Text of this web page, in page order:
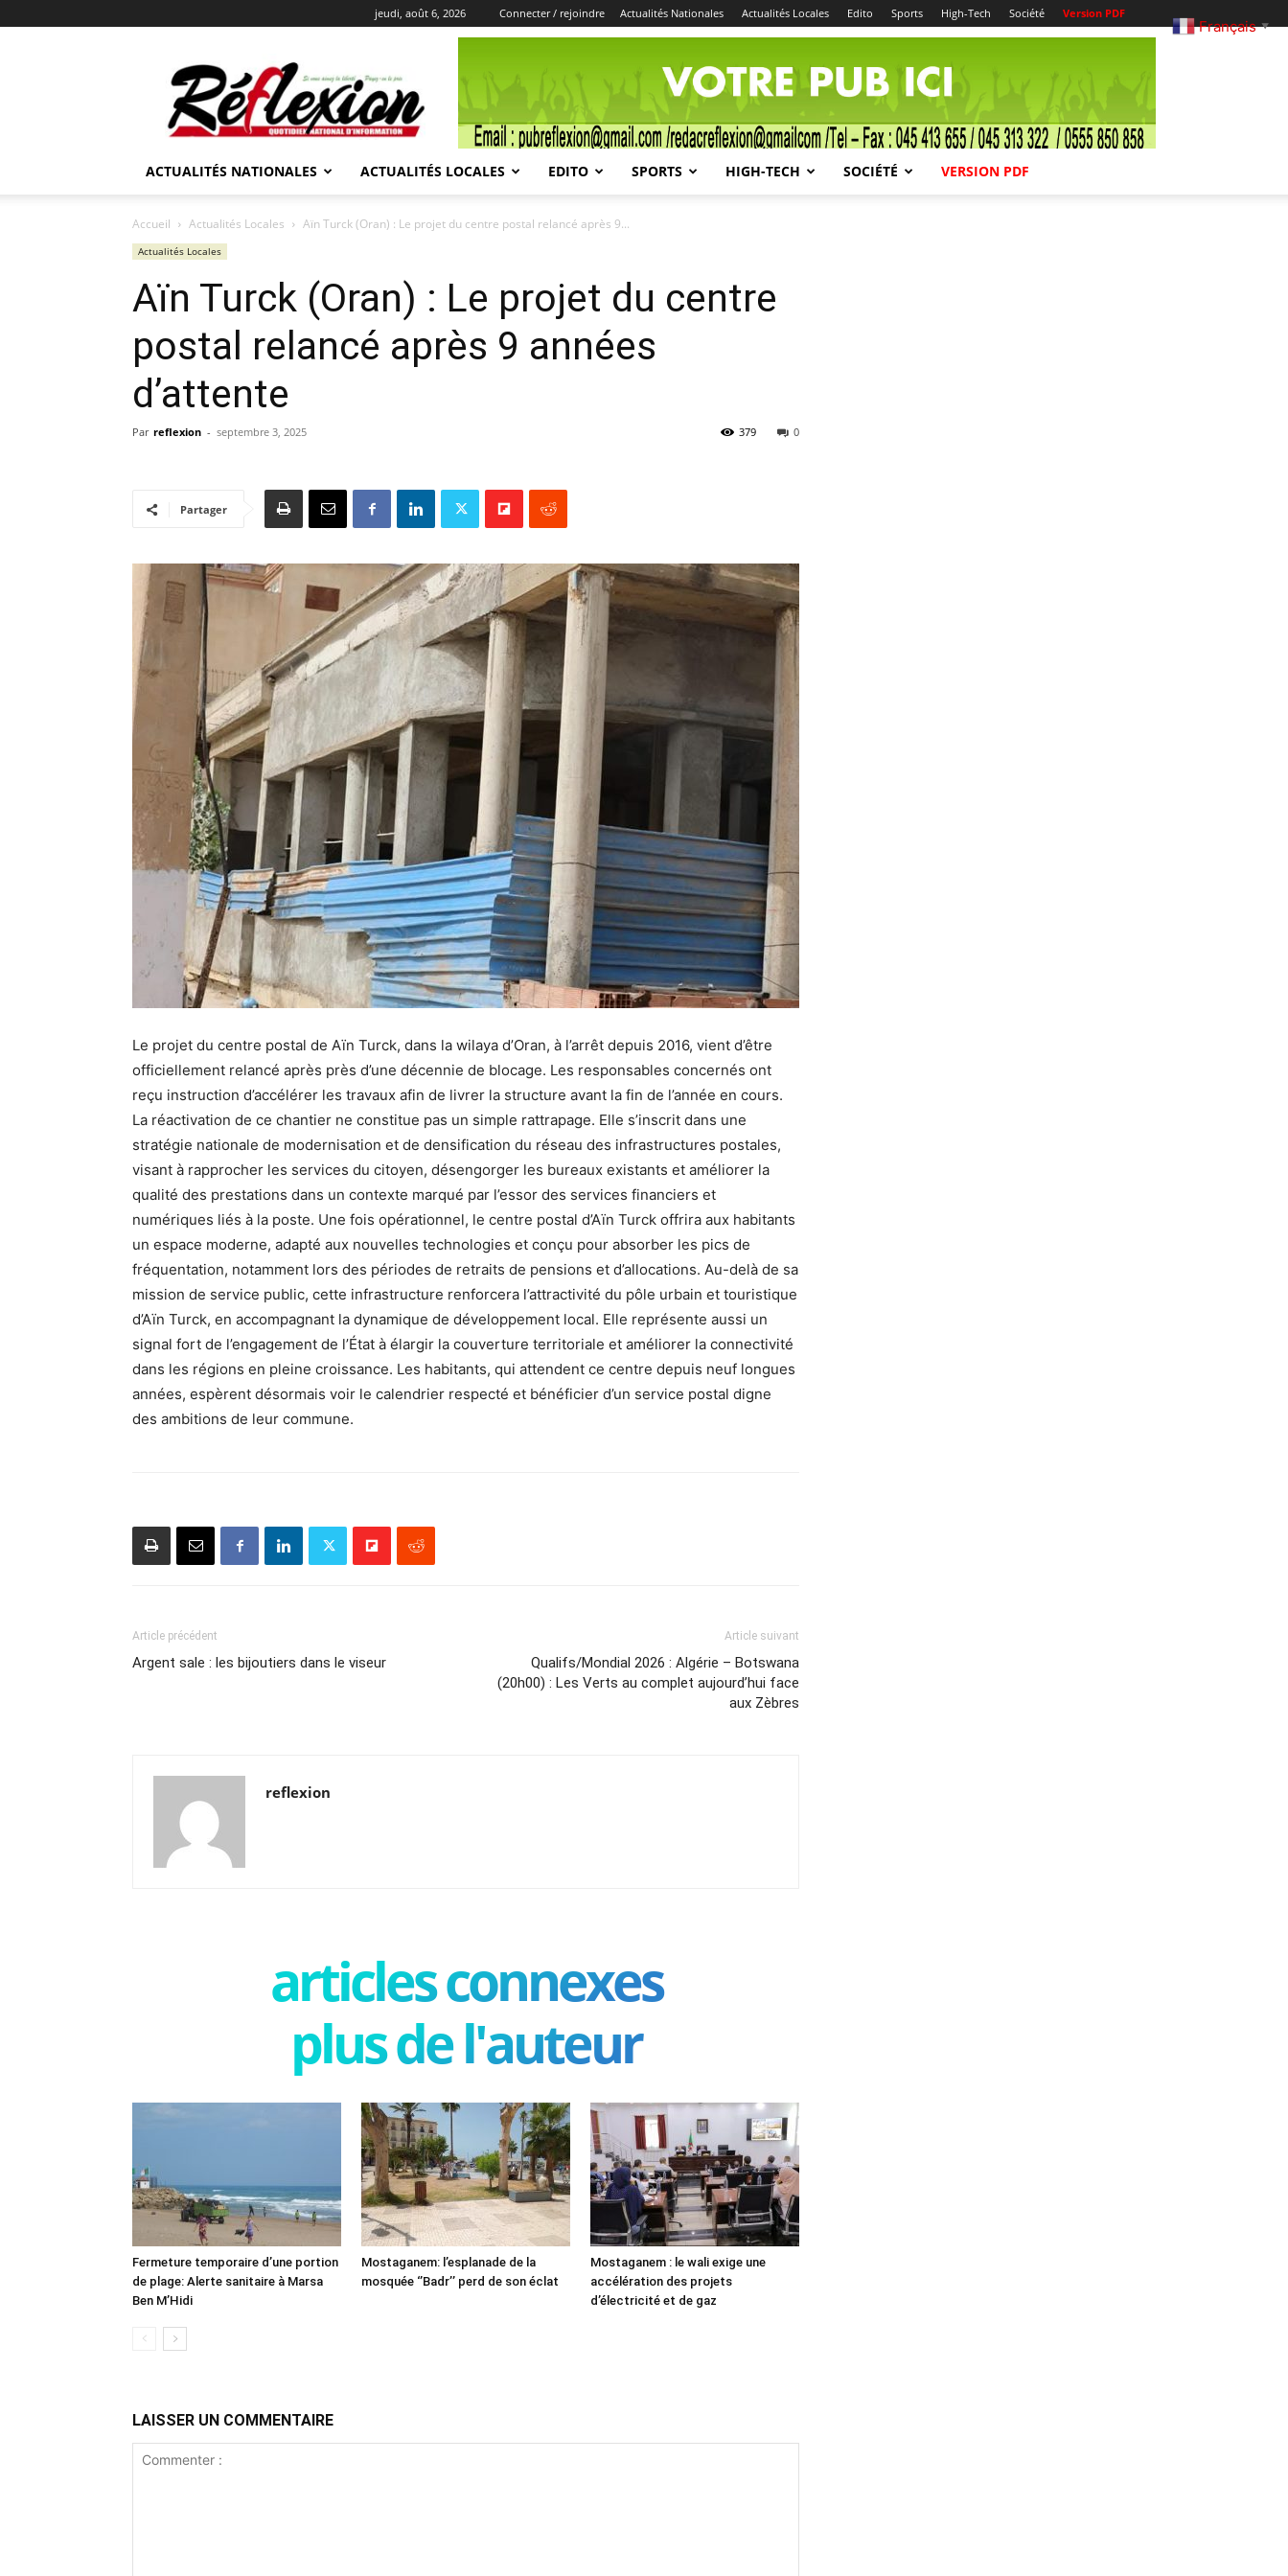
jeudi, août 6, 2026 Connecter / rejoindre Actualités Nationales Actualités Locales Edito Sports High-Tech Société Version PDF
REFLEXION
ACTUALITÉS NATIONALES ACTUALITÉS LOCALES EDITO SPORTS HIGH-TECH SOCIÉTÉ VERSION PDF
Accueil Actualités Locales Aïn Turck (Oran) : Le projet du centre postal relancé après 9...
Actualités Locales
Aïn Turck (Oran) : Le projet du centre
postal relancé après 9 années
d’attente
Par reflexion - septembre 3, 2025 0
379
Partager
Le projet du centre postal de Aïn Turck, dans la wilaya d’Oran, à l’arrêt depuis 2016, vient d’être
officiellement relancé après près d’une décennie de blocage. Les responsables concernés ont
reçu instruction d’accélérer les travaux afin de livrer la structure avant la fin de l’année en cours.
La réactivation de ce chantier ne constitue pas un simple rattrapage. Elle s’inscrit dans une
stratégie nationale de modernisation et de densification du réseau des infrastructures postales,
visant à rapprocher les services du citoyen, désengorger les bureaux existants et améliorer la
qualité des prestations dans un contexte marqué par l’essor des services financiers et
numériques liés à la poste. Une fois opérationnel, le centre postal d’Aïn Turck offrira aux habitants
un espace moderne, adapté aux nouvelles technologies et conçu pour absorber les pics de
fréquentation, notamment lors des périodes de retraits de pensions et d’allocations. Au-delà de sa
mission de service public, cette infrastructure renforcera l’attractivité du pôle urbain et touristique
d’Aïn Turck, en accompagnant la dynamique de développement local. Elle représente aussi un
signal fort de l’engagement de l’État à élargir la couverture territoriale et améliorer la connectivité
dans les régions en pleine croissance. Les habitants, qui attendent ce centre depuis neuf longues
années, espèrent désormais voir le calendrier respecté et bénéficier d’un service postal digne
des ambitions de leur commune.
Article précédent
Argent sale : les bijoutiers dans le viseur
Article suivant
Qualifs/Mondial 2026 : Algérie – Botswana
(20h00) : Les Verts au complet aujourd’hui face
aux Zèbres
reflexion
articles connexes
plus de l'auteur
Fermeture temporaire d’une portion
de plage: Alerte sanitaire à Marsa
Ben M’Hidi
Mostaganem: l’esplanade de la
mosquée ‘’Badr’’ perd de son éclat
Mostaganem : le wali exige une
accélération des projets
d’électricité et de gaz
LAISSER UN COMMENTAIRE
Français ▼